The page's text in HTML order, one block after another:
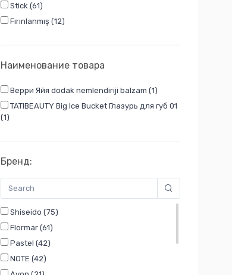
Stick (61)
Fırınlanmış (12)
Наименование товара
Верри Яйя dodak nemlendiriji balzam (1)
TATIBEAUTY Big Ice Bucket Глазурь для губ 01
(1)
Бренд:
Shiseido (75)
Flormar (61)
Pastel (42)
NOTE (42)